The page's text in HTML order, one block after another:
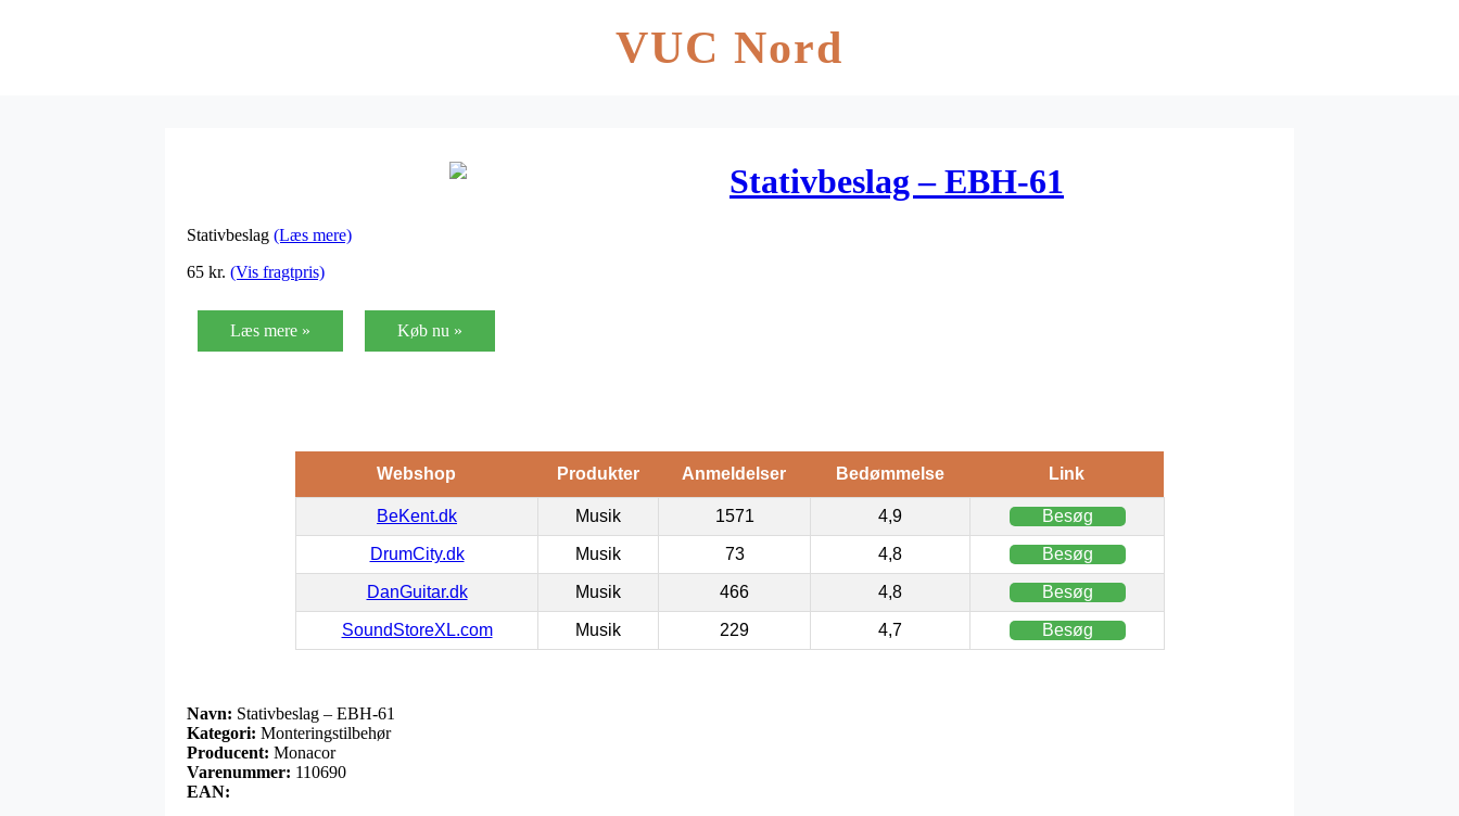
VUC Nord
Stativbeslag – EBH-61
Stativbeslag (Læs mere)
65 kr. (Vis fragtpris)
Læs mere » Køb nu »
Webshop Produkter Anmeldelser Bedømmelse Link
BeKent.dk Musik 1571 4,9 Besøg
DrumCity.dk Musik 73 4,8 Besøg
DanGuitar.dk Musik 466 4,8 Besøg
SoundStoreXL.com Musik 229 4,7 Besøg
Navn: Stativbeslag – EBH-61
Kategori: Monteringstilbehør
Producent: Monacor
Varenummer: 110690
EAN: